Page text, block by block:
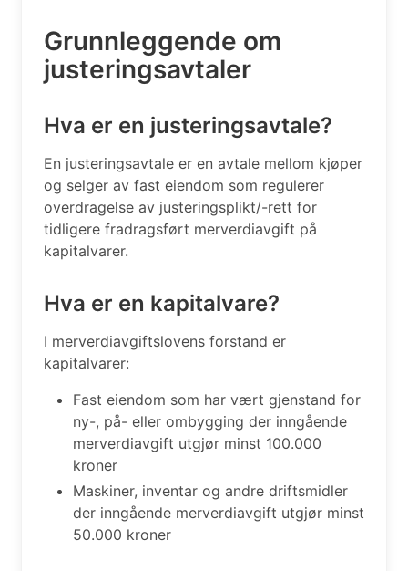
Grunnleggende om
justeringsavtaler
Hva er en justeringsavtale?
En justeringsavtale er en avtale mellom kjøper
og selger av fast eiendom som regulerer
overdragelse av justeringsplikt/-rett for
tidligere fradragsført merverdiavgift på
kapitalvarer.
Hva er en kapitalvare?
I merverdiavgiftslovens forstand er
kapitalvarer:
Fast eiendom som har vært gjenstand for
ny-, på- eller ombygging der inngående
merverdiavgift utgjør minst 100.000
kroner
Maskiner, inventar og andre driftsmidler
der inngående merverdiavgift utgjør minst
50.000 kroner